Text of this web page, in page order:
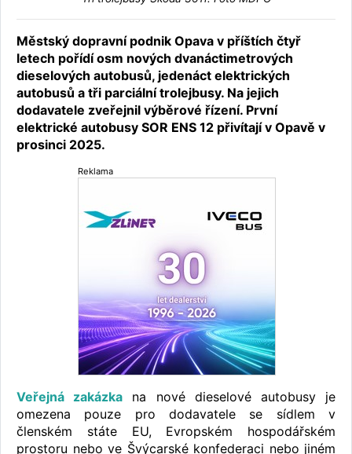
Městský dopravní podnik Opava v příštích čtyř
letech pořídí osm nových dvanáctimetrových
dieselových autobusů, jedenáct elektrických
autobusů a tři parciální trolejbusy. Na jejich
dodavatele zveřejnil výběrové řízení. První
elektrické autobusy SOR ENS 12 přivítají v Opavě v
prosinci 2025.
Reklama
Veřejná zakázka na nové dieselové autobusy je
omezena pouze pro dodavatele se sídlem v
členském státe EU, Evropském hospodářském
prostoru nebo ve Švýcarské konfederaci nebo jiném